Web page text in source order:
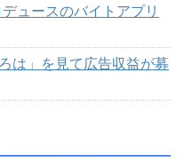
ュースのバイトアプリ
は」を見て広告収益が募